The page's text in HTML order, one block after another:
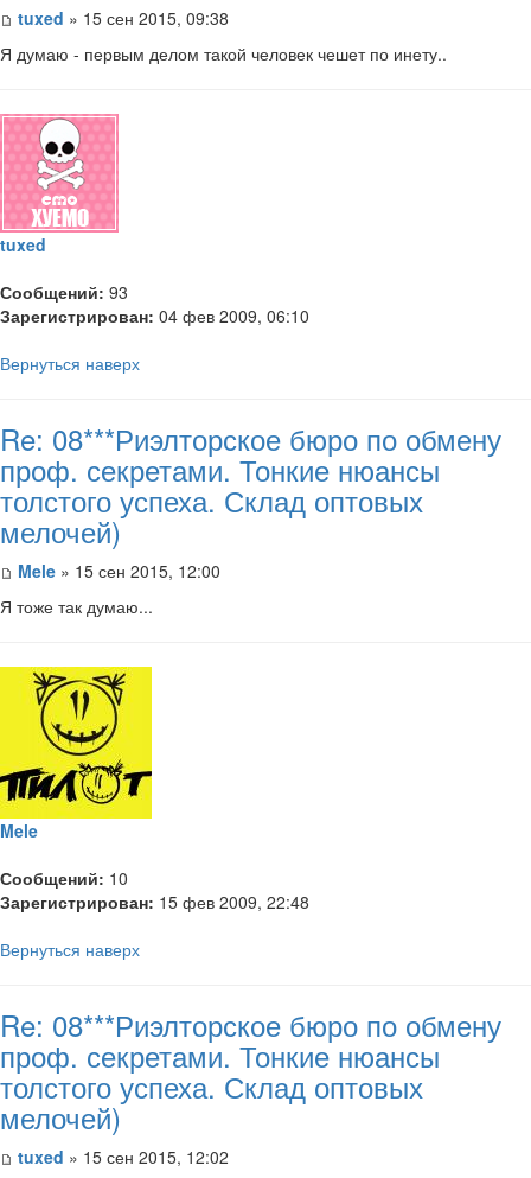
tuxed » 15 сен 2015, 09:38
Я думаю - первым делом такой человек чешет по инету..
tuxed
Сообщений: 93
Зарегистрирован: 04 фев 2009, 06:10
Вернуться наверх
Re: 08***Риэлторское бюро по обмену
проф. секретами. Тонкие нюансы
толстого успеха. Склад оптовых
мелочей)
Mele » 15 сен 2015, 12:00
Я тоже так думаю...
Mele
Сообщений: 10
Зарегистрирован: 15 фев 2009, 22:48
Вернуться наверх
Re: 08***Риэлторское бюро по обмену
проф. секретами. Тонкие нюансы
толстого успеха. Склад оптовых
мелочей)
tuxed » 15 сен 2015, 12:02